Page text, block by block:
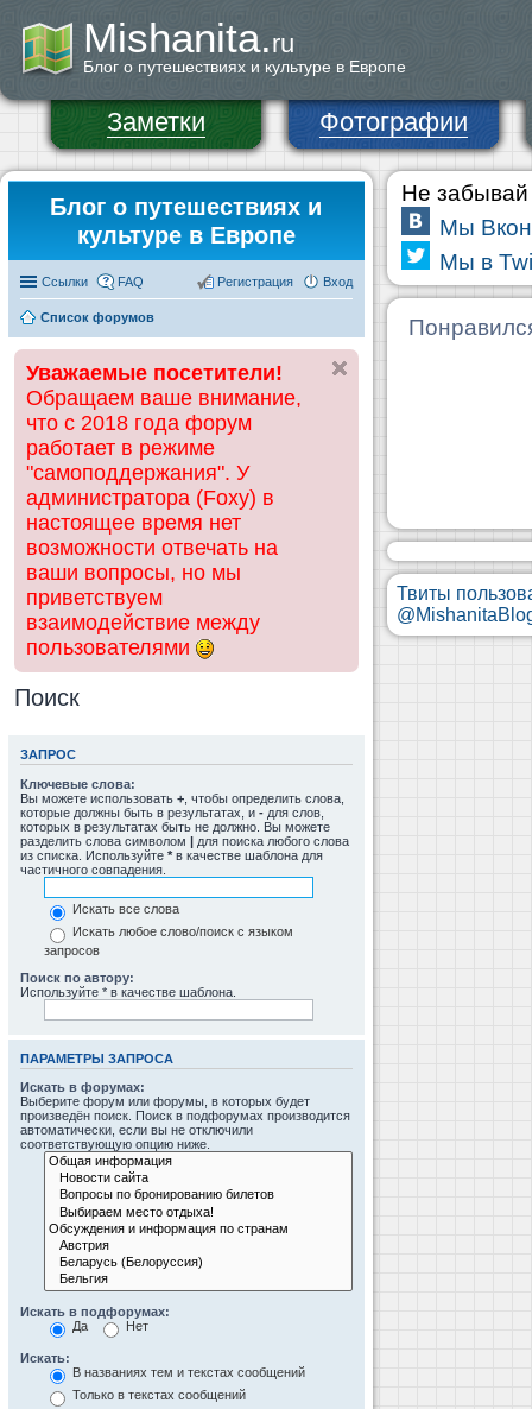
Mishanita.ru
Блог о путешествиях и культуре в Европе
Заметки Фотографии
Блог о путешествиях и
культуре в Европе
Ссылки FAQ Вход
Регистрация
Список форумов
Уважаемые посетители!
Обращаем ваше внимание,
что с 2018 года форум
работает в режиме
"самоподдержания". У
администратора (Foxy) в
настоящее время нет
возможности отвечать на
ваши вопросы, но мы
приветствуем
взаимодействие между
пользователями
Поиск
ЗАПРОС
Ключевые слова:
Вы можете использовать + , чтобы определить слова,
которые должны быть в результатах, и - для слов,
которых в результатах быть не должно. Вы можете
разделить слова символом | для поиска любого слова
из списка. Используйте * в качестве шаблона для
частичного совпадения.
Искать все слова
Искать любое слово/поиск с языком
запросов
Поиск по автору:
Используйте * в качестве шаблона.
ПАРАМЕТРЫ ЗАПРОСА
Искать в форумах:
Выберите форум или форумы, в которых будет
произведён поиск. Поиск в подфорумах производится
автоматически, если вы не отключили
соответствующую опцию ниже.
Искать в подфорумах:
Да
Нет
Искать:
В названиях тем и текстах сообщений
Только в текстах сообщений
Не забывай
Мы
Мы в
Твиты